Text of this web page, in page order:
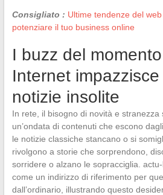
Consigliato : Ultime tendenze del
potenziare il tuo business online
I buzz del
Internet
notizie insolite
In rete, il bisogno di novità e stranezza
un’ondata di contenuti che escono
le notizie classiche stancano o si
rivolgono a storie che sorprendono,
sorridere o alzano le sopracciglia.
come un indirizzo di riferimento per
dall’ordinario, illustrando questo